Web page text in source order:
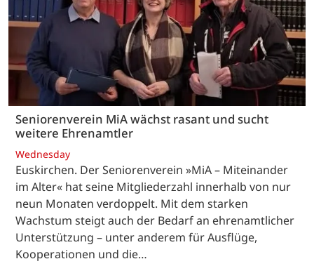
Seniorenverein MiA wächst rasant und sucht
weitere Ehrenamtler
Wednesday
Euskirchen. Der Seniorenverein »MiA – Miteinander
im Alter« hat seine Mitgliederzahl innerhalb von nur
neun Monaten verdoppelt. Mit dem starken
Wachstum steigt auch der Bedarf an ehrenamtlicher
Unterstützung – unter anderem für Ausflüge,
Kooperationen und die…